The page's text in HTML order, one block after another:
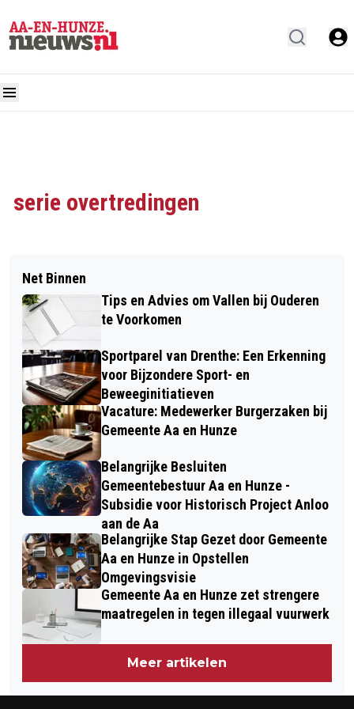
serie overtredingen
Net Binnen
Tips en Advies om Vallen bij Ouderen
te Voorkomen
Sportparel van Drenthe: Een Erkenning
voor Bijzondere Sport- en
Beweeginitiatieven
Vacature: Medewerker Burgerzaken bij
Gemeente Aa en Hunze
Belangrijke Besluiten
Gemeentebestuur Aa en Hunze -
Subsidie voor Historisch Project Anloo
aan de Aa
Belangrijke Stap Gezet door Gemeente
Aa en Hunze in Opstellen
Omgevingsvisie
Gemeente Aa en Hunze zet strengere
maatregelen in tegen illegaal vuurwerk
Meer artikelen